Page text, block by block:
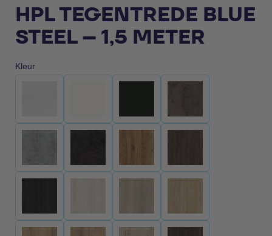
HPL TEGENTREDE BLUE
STEEL – 1,5 METER
Kleur